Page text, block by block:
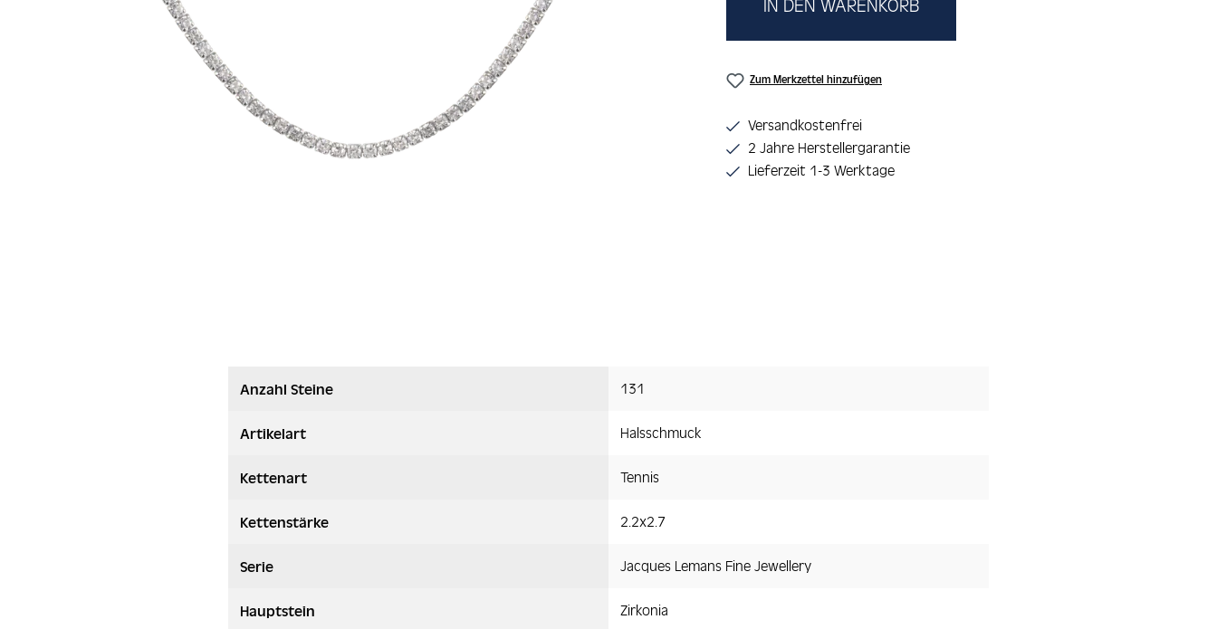
IN DEN WARENKORB
Zum Merkzettel hinzufügen
Versandkostenfrei
2 Jahre Herstellergarantie
Lieferzeit 1-3 Werktage
Anzahl Steine 131
Artikelart Halsschmuck
Kettenart Tennis
Kettenstärke 2.2x2.7
Serie Jacques Lemans Fine Jewellery
Hauptstein Zirkonia